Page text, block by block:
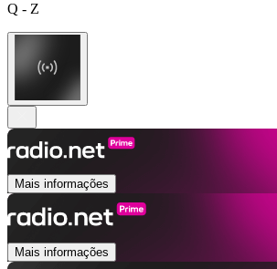
Q - Z
Mais informações
Mais informações